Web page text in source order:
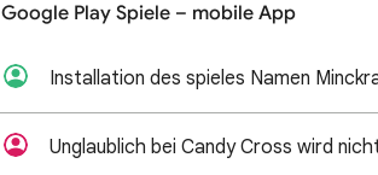
Google Play Spiele – mobile App